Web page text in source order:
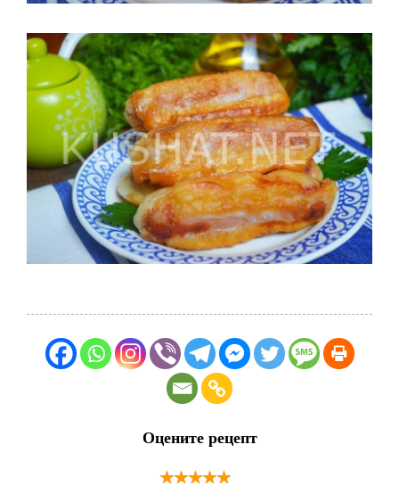
Оцените рецепт